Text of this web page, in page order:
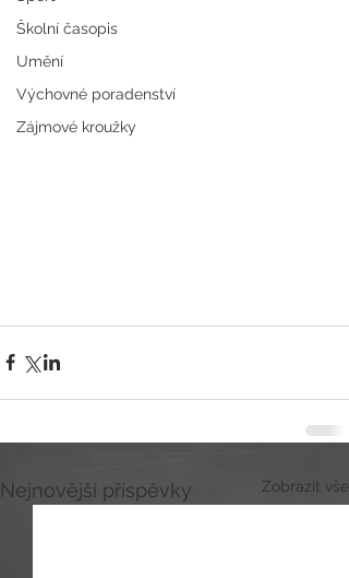
Školní časopis
Umění
Výchovné poradenství
Zájmové kroužky
Nejnovější příspěvky Zobrazit vše